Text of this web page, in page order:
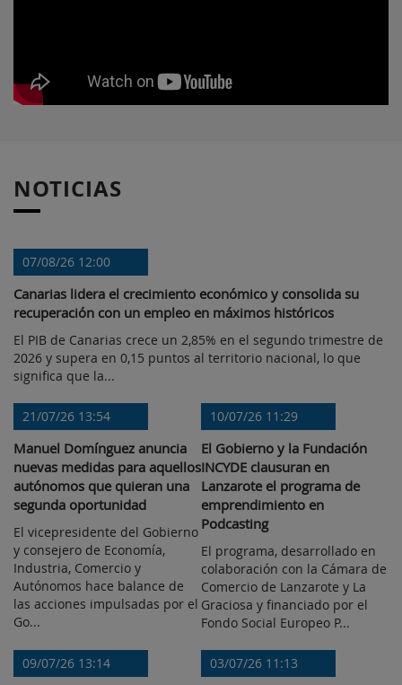
NOTICIAS
07/08/26 12:00
Canarias lidera el crecimiento económico y consolida su
recuperación con un empleo en máximos históricos
El PIB de Canarias crece un 2,85% en el segundo trimestre de
2026 y supera en 0,15 puntos al territorio nacional, lo que
significa que la...
21/07/26 13:54
Manuel Domínguez anuncia
nuevas medidas para aquellos
autónomos que quieran una
segunda oportunidad
El vicepresidente del Gobierno
y consejero de Economía,
Industria, Comercio y
Autónomos hace balance de
las acciones impulsadas por el
Go...
10/07/26 11:29
El Gobierno y la Fundación
INCYDE clausuran en
Lanzarote el programa de
emprendimiento en
Podcasting
El programa, desarrollado en
colaboración con la Cámara de
Comercio de Lanzarote y La
Graciosa y financiado por el
Fondo Social Europeo P...
09/07/26 13:14 03/07/26 11:13